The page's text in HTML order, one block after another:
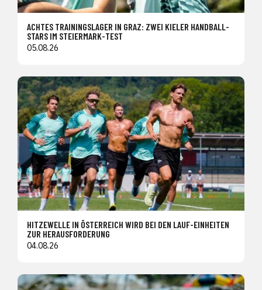
ACHTES TRAININGSLAGER IN GRAZ: ZWEI KIELER HANDBALL-
STARS IM STEIERMARK-TEST
05.08.26
HITZEWELLE IN ÖSTERREICH WIRD BEI DEN LAUF-EINHEITEN
ZUR HERAUSFORDERUNG
04.08.26